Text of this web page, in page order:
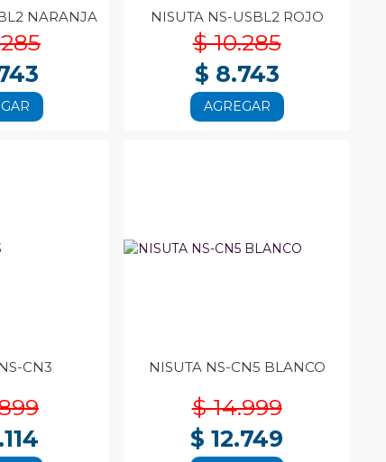
NARANJA NISUTA NS-USBL2 ROJO
$ 10.285
$ 8.743
AGREGAR
CN3 NISUTA NS-CN5 BLANCO
$ 14.999
$ 12.749